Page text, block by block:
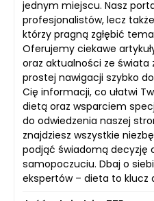
jednym miejscu. Nasz
profesjonalistów, lecz
którzy pragną zgłębić
Oferujemy ciekawe
oraz aktualności ze świata
prostej nawigacji szybko
Cię informacji, co ułatwi
dietą oraz wsparciem
do odwiedzenia naszej
znajdziesz wszystkie
podjąć świadomą decyzję
samopoczuciu. Dbaj o
ekspertów – dieta to klucz